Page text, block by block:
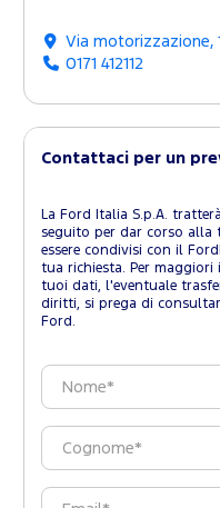
Via motorizzazione,
0171 412112
Contattaci per un
La Ford Italia S.p.A.
seguito per dar corso alla
essere condivisi con il
tua richiesta. Per
tuoi dati, l'eventuale
diritti, si prega di
Ford.